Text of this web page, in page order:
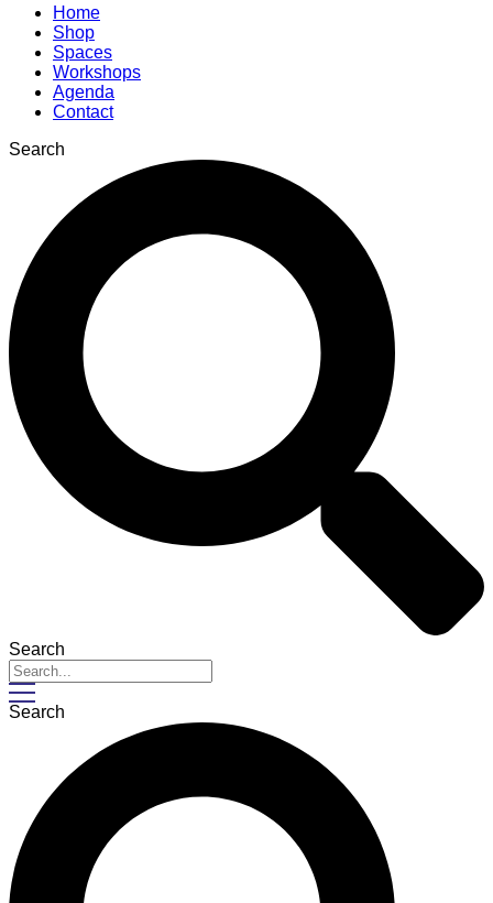
Home
Shop
Spaces
Workshops
Agenda
Contact
Search
Search
Search